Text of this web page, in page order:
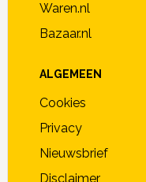
Waren.nl
Bazaar.nl
ALGEMEEN
Cookies
Privacy
Nieuwsbrief
Disclaimer